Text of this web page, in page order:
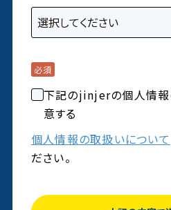
下記のjinjerの個人情報
意する
個人情報の取扱いについて
ださい。